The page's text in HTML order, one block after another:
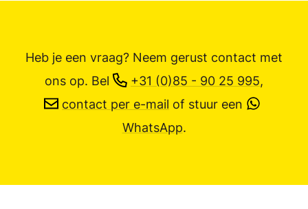
Heb je een vraag? Neem gerust contact met
ons op. Bel +31 (0)85 - 90 25 995,
contact per e-mail of stuur een
WhatsApp.